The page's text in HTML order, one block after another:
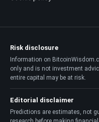
Risk disclosure
Information on
only and is not investment
entire capital may be at risk.
Editorial disclaimer
Predictions are estimates, not